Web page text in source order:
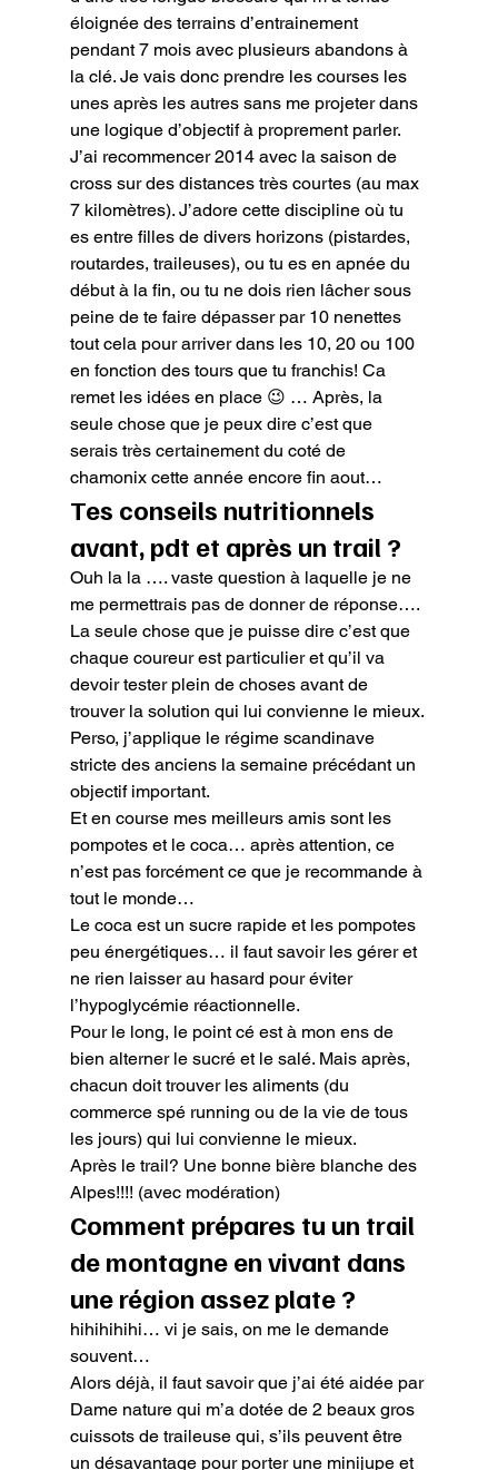
éloignée des terrains d’entrainement
pendant 7 mois avec plusieurs abandons à
la clé. Je vais donc prendre les courses les
unes après les autres sans me projeter dans
une logique d’objectif à proprement parler.
J’ai recommencer 2014 avec la saison de
cross sur des distances très courtes (au max
7 kilomètres). J’adore cette discipline où tu
es entre filles de divers horizons (pistardes,
routardes, traileuses), ou tu es en apnée du
début à la fin, ou tu ne dois rien lâcher sous
peine de te faire dépasser par 10 nenettes
tout cela pour arriver dans les 10, 20 ou 100
en fonction des tours que tu franchis! Ca
remet les idées en place 😉 … Après, la
seule chose que je peux dire c’est que
serais très certainement du coté de
chamonix cette année encore fin aout…
Tes conseils nutritionnels
avant, pdt et après un trail ?
Ouh la la …. vaste question à laquelle je ne
me permettrais pas de donner de réponse….
La seule chose que je puisse dire c’est que
chaque coureur est particulier et qu’il va
devoir tester plein de choses avant de
trouver la solution qui lui convienne le mieux.
Perso, j’applique le régime scandinave
stricte des anciens la semaine précédant un
objectif important.
Et en course mes meilleurs amis sont les
pompotes et le coca… après attention, ce
n’est pas forcément ce que je recommande à
tout le monde…
Le coca est un sucre rapide et les pompotes
peu énergétiques… il faut savoir les gérer et
ne rien laisser au hasard pour éviter
l’hypoglycémie réactionnelle.
Pour le long, le point cé est à mon ens de
bien alterner le sucré et le salé. Mais après,
chacun doit trouver les aliments (du
commerce spé running ou de la vie de tous
les jours) qui lui convienne le mieux.
Après le trail? Une bonne bière blanche des
Alpes!!!! (avec modération)
Comment prépares tu un trail
de montagne en vivant dans
une région assez plate ?
hihihihihi… vi je sais, on me le demande
souvent…
Alors déjà, il faut savoir que j’ai été aidée par
Dame nature qui m’a dotée de 2 beaux gros
cuissots de traileuse qui, s’ils peuvent être
un désavantage pour porter une minijupe et